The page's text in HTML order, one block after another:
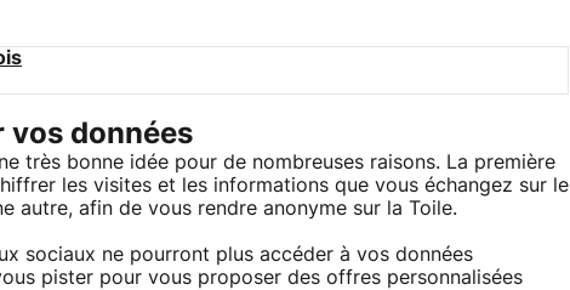
vos données
très bonne idée pour de nombreuses raisons. La première
les visites et les informations que vous échangez sur le
autre, afin de vous rendre anonyme sur la Toile.
sociaux ne pourront plus accéder à vos données
pister pour vous proposer des offres personnalisées